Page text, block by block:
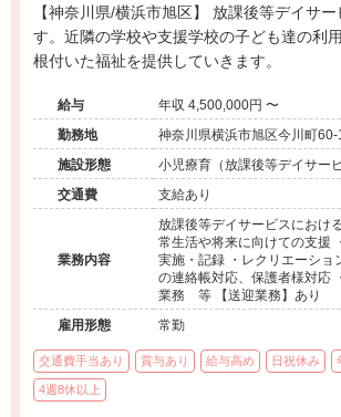
【神奈川県/横浜市旭区】 放課後等デイサービスでのお仕事で
す。近隣の学校や支援学校の子ども達の利
根付いた福祉を提供していきます。
給与
年収 4,500,000円 〜
勤務地
神奈川県横浜市旭区今川町60-
施設形態
小児療育（放課後等デイサービ
交通費
支給あり
業務内容
放課後等デイサービスにおけ
常生活や将来に向けての支援
実施・記録 ・レクリエーショ
の連絡帳対応、保護者様対応
業務 等 【送迎業務】あり
雇用形態
常勤
交通費手当あり 賞与あり 給与高め 日祝休み
4週8休以上